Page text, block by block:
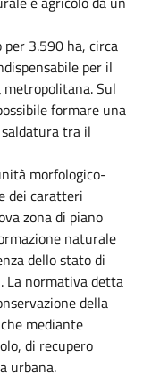
3.590 ha, circa
per il
Sul
formare una
tra il
morfologico-
dei caratteri
zona di piano
naturale
dello stato di
La normativa detta
della
mediante
di recupero
urbana.